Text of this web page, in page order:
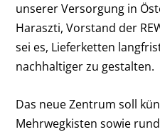
unserer Versorgung in
Haraszti, Vorstand der
sei es, Lieferketten
nachhaltiger zu gestalten.
Das neue Zentrum soll
Mehrwegkisten sowie